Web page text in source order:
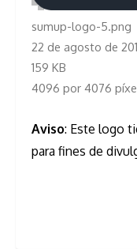
sumup-logo-5.png
22 de agosto de
159 KB
4096 por 4076
Aviso: Este logo
para fines de